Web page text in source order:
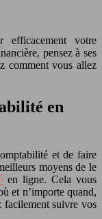
efficacement votre
pensez à ses
comment vous allez
en
et de faire
moyens de le
en ligne. Cela vous
et n’importe quand,
facilement suivre vos